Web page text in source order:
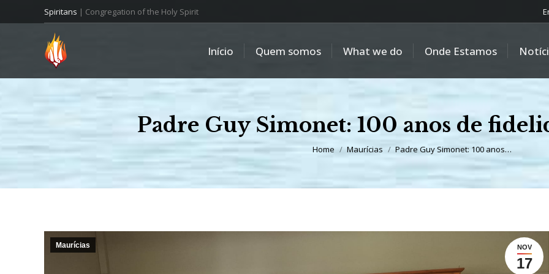
Spiritans | Congregation of the Holy Spirit
Início Quem somos What we do Onde Estamos
Padre Guy Simonet: 100 anos de
You are here:
Home Maurícias Padre Guy Simonet: 100 anos…
NOV
17
Maurícias